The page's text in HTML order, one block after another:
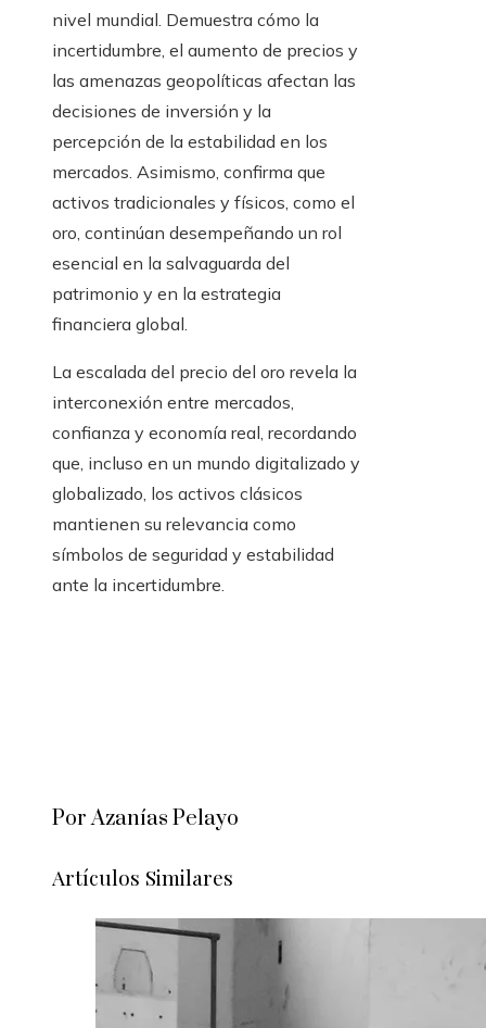
nivel mundial. Demuestra cómo la
incertidumbre, el aumento de precios y
las amenazas geopolíticas afectan las
decisiones de inversión y la
percepción de la estabilidad en los
mercados. Asimismo, confirma que
activos tradicionales y físicos, como el
oro, continúan desempeñando un rol
esencial en la salvaguarda del
patrimonio y en la estrategia
financiera global.
La escalada del precio del oro revela la
interconexión entre mercados,
confianza y economía real, recordando
que, incluso en un mundo digitalizado y
globalizado, los activos clásicos
mantienen su relevancia como
símbolos de seguridad y estabilidad
ante la incertidumbre.
Por Azanías Pelayo
Artículos Similares